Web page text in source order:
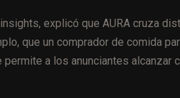
explicó que AURA cruza
que un comprador de comida
a los anunciantes